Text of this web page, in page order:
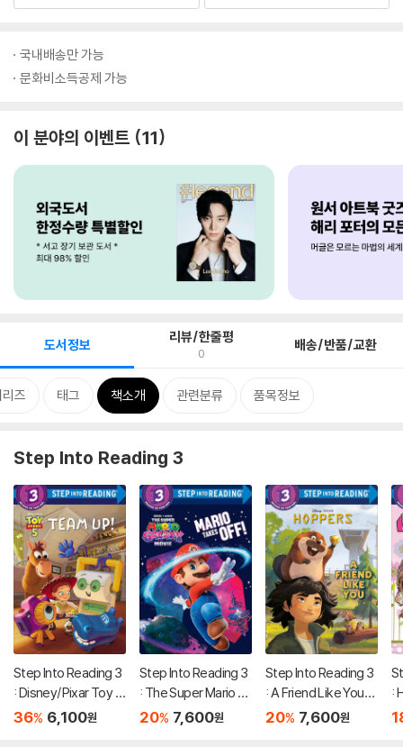
국내배송만 가능
문화비소득공제 가능
이 분야의 이벤트 11
도서정보 리뷰/한줄평
0 배송/반품/교환
즈 태그 책소개 관련분류 품목정보
Step Into Reading 3
Step Into Reading 3
: Disney/Pixar Toy S
tory 5 : Team Up!
36% 6,100원
Step Into Reading 3
: The Super Mario G
alaxy Movie: Mario T
20% 7,600원
Step Into Reading 3
: A Friend Like You
(Disney/Pixar Hopp
20% 7,600원
: